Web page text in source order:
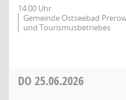
14:00 Uhr
Gemeinde Ostseebad
und Tourismusbetriebes
DO 25.06.2026